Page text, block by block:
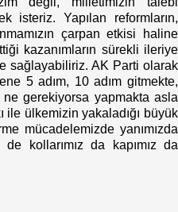
isteriz. Yapılan reformların,
çarpan etkisi haline
kazanımların sürekli ileriye
sağlayabiliriz. AK Parti olarak
5 adım, 10 adım gitmekte,
gerekiyorsa yapmakta asla
ile ülkemizin yakaladığı büyük
mücadelemizde yanımızda
kollarımız da kapımız da